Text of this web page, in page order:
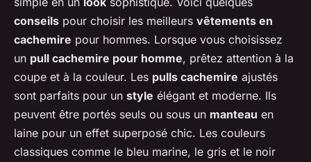
conseils pour choisir les meilleurs vêtements en
cachemire pour hommes. Lorsque vous choisissez
un pull cachemire pour homme, prêtez attention à la
coupe et à la couleur. Les pulls cachemire ajustés
sont parfaits pour un style élégant et moderne. Ils
peuvent être portés seuls ou sous un manteau en
laine pour un effet superposé chic. Les couleurs
classiques comme le bleu marine, le gris et le noir